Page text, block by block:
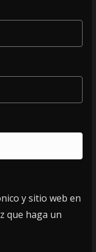
y sitio web en
que haga un